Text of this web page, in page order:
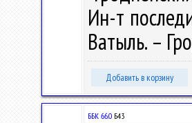
Ин-т
Ватыль. –
Добавить в корзину
ББК 66.0 Б43